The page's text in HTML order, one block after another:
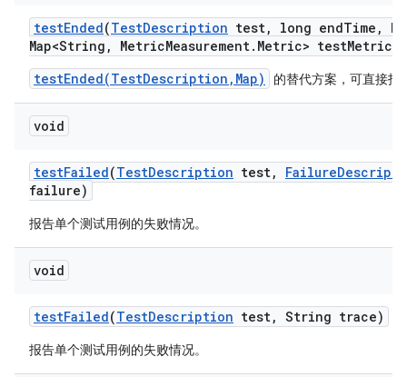
testEnded(TestDescription test, long endTime ,
Map<String , MetricMeasurement. Metric> testMetrics)
testEnded(TestDescription,Map)
的替代方案，可直接指
void
testFailed(TestDescription test, Failure
failure)
报告单个测试用例的失败情况。
void
testFailed(TestDescription test, String trace)
报告单个测试用例的失败情况。